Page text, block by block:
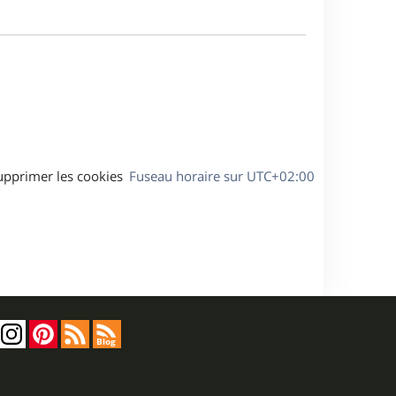
Fuseau horaire sur UTC+02:00
les cookies